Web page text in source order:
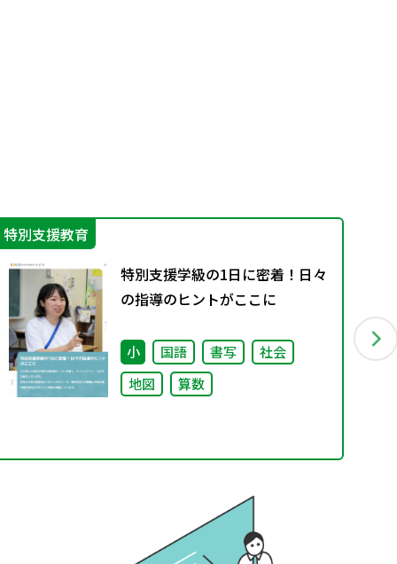
特別支援教育
特別支援学級の1日に密着！日々
の指導のヒントがここに
小 国語 書写
社会
地図
算数